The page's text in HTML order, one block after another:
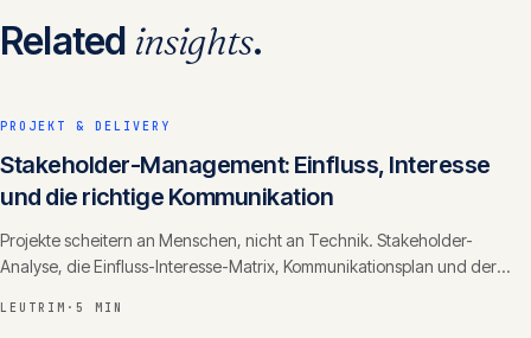
Related insights.
PROJEKT & DELIVERY
Stakeholder-Management: Einfluss, Interesse
und die richtige Kommunikation
Projekte scheitern an Menschen, nicht an Technik. Stakeholder-
Analyse, die Einfluss-Interesse-Matrix, Kommunikationsplan und der
LEUTRIM · 5 MIN